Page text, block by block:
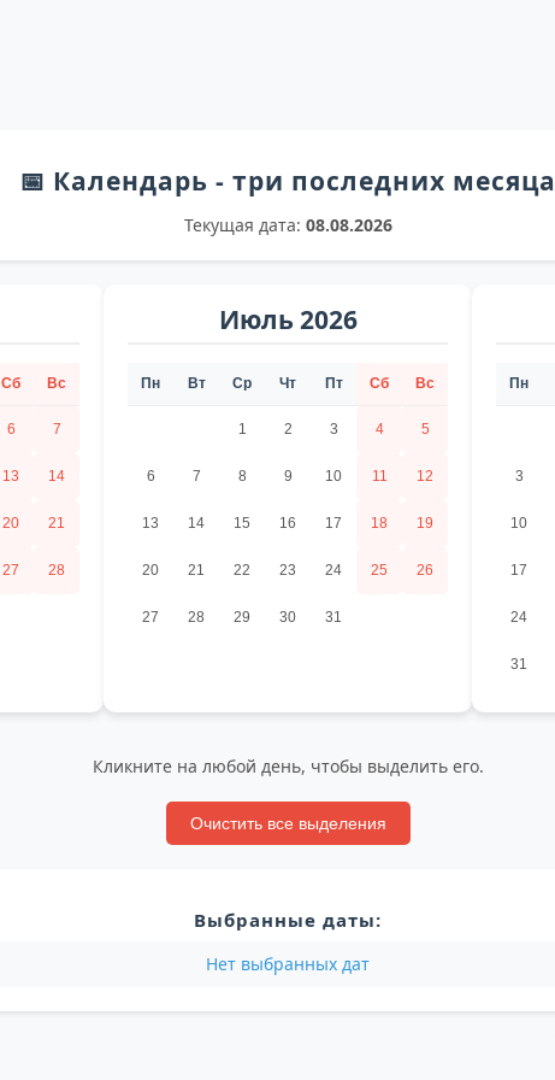
📅 Календарь - три последних месяца
Текущая дата: 08.08.2026
Сб Вс
6 7
13 14
20 21
27 28
Июль 2026
Пн Вт Ср Чт Пт Сб Вс
1 2 3 4 5
6 7 8 9 10 11 12
13 14 15 16 17 18 19
20 21 22 23 24 25 26
27 28 29 30 31
Пн
3
10
17
24
31
Кликните на любой день, чтобы выделить его.
Очистить все выделения
Выбранные даты:
Нет выбранных дат